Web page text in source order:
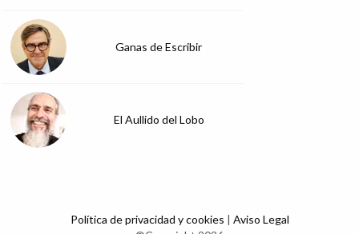
Ganas de Escribir
El Aullido del Lobo
Política de privacidad y cookies | Aviso Legal